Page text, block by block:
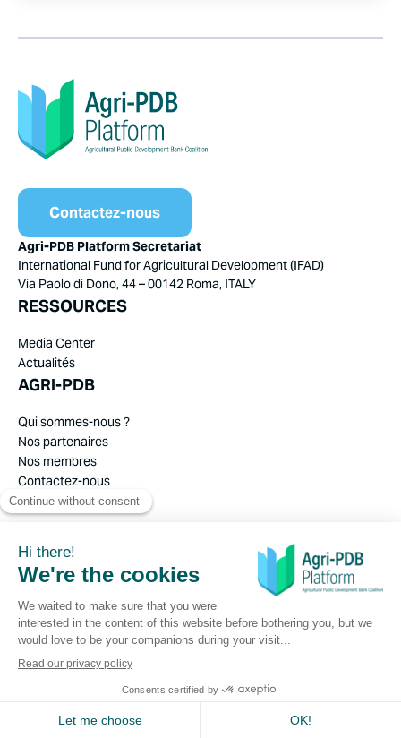
Contactez-nous
Agri-PDB Platform Secretariat
International Fund for Agricultural Development (IFAD)
Via Paolo di Dono, 44 – 00142 Roma, ITALY
RESSOURCES
Media Center
Actualités
AGRI-PDB
Qui sommes-nous ?
Nos partenaires
Nos membres
Contactez-nous
Politique de confidentialité
© Copyright 2026 Agri-PDBmade byLimpide
EN FR ES